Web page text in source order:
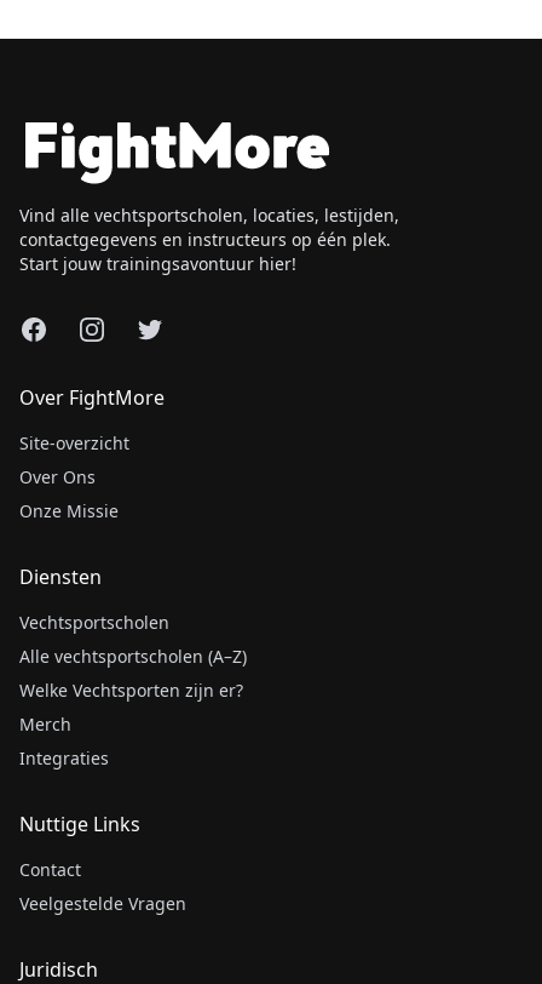
Vind alle vechtsportscholen, locaties, lestijden,
contactgegevens en instructeurs op één plek.
Start jouw trainingsavontuur hier!
FacebookInstagram
X
Over FightMore
Site-overzicht
Over Ons
Onze Missie
Diensten
Vechtsportscholen
Alle vechtsportscholen (A–Z)
Welke Vechtsporten zijn er?
Merch
Integraties
Nuttige Links
Contact
Veelgestelde Vragen
Juridisch